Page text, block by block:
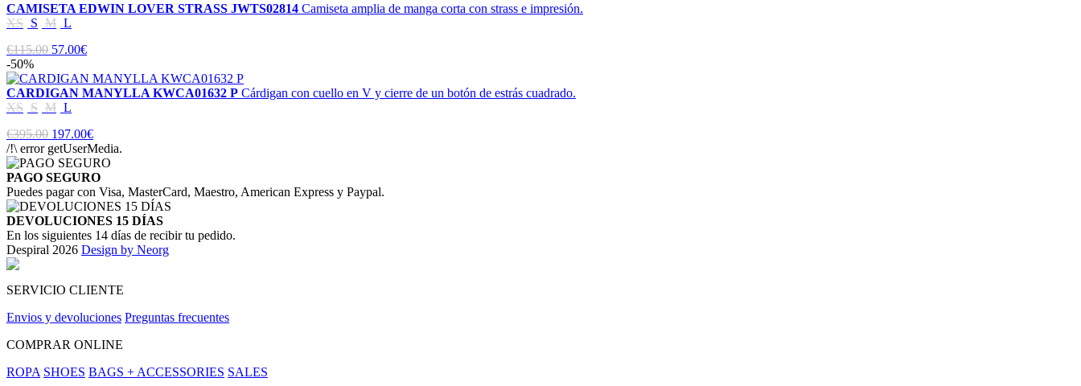
CAMISETA EDWIN LOVER STRASS JWTS02814 Camiseta amplia de manga corta con strass e impresión.
XS S M L
€115.00 57.00€
-50%
CARDIGAN MANYLLA KWCA01632 P Cárdigan con cuello en V y cierre de un botón de estrás cuadrado.
XS S M L
€395.00 197.00€
/!\ error getUserMedia.
PAGO SEGURO
Puedes pagar con Visa, MasterCard, Maestro, American Express y Paypal.
DEVOLUCIONES 15 DÍAS
En los siguientes 14 días de recibir tu pedido.
Despiral 2026 Design by Neorg
SERVICIO CLIENTE
Envios y devoluciones Preguntas frecuentes
COMPRAR ONLINE
ROPA SHOES BAGS + ACCESSORIES SALES